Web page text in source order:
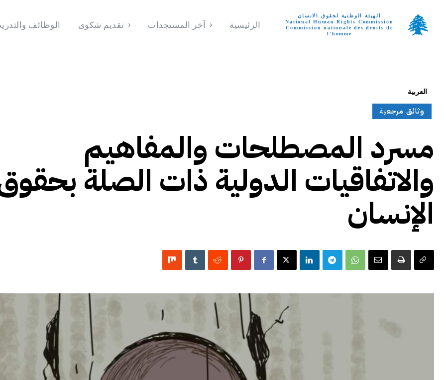
الهيئة الوطنية لحقوق الانسان
National Human Rights Commission
Commission nationale des droits de
l'homme
الرئيسية آخر المستجدات تقديم شكوى الوظائف
العربية
وثائق مرجعية
مسرد المصطلحات والمفاهيم
والاتفاقيات الدولية ذات الصلة
الإنسان